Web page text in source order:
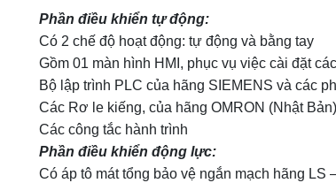
Phần điều khiển tự động:
Có 2 chế độ hoạt động: tự động và bằng tay
Gồm 01 màn hình HMI, phục vụ việc cài đặt
Bộ lập trình PLC của hãng SIEMENS và các
Các Rơ le kiếng, của hãng OMRON (Nhật Bản)
Các công tắc hành trình
Phần điều khiển động lực:
Có áp tô mát tổng bảo vệ ngắn mạch hãng LS